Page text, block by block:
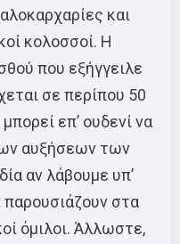
και
κολοσσοί. Η
που εξήγγειλε
σε περίπου 50
επ’ ουδενί να
αυξήσεων των
αν λάβουμε υπ’
παρουσιάζουν στα
όμιλοι. Άλλωστε,